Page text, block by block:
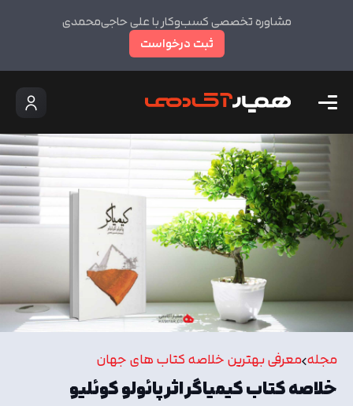
مشاوره تخصصی کسب‌وکار با علی حاجی‌محمدی
ثبت درخواست
مجله معرفی بهترین خلاصه کتاب های جهان
خلاصه کتاب کیمیاگر اثر پائولو کوئلیو